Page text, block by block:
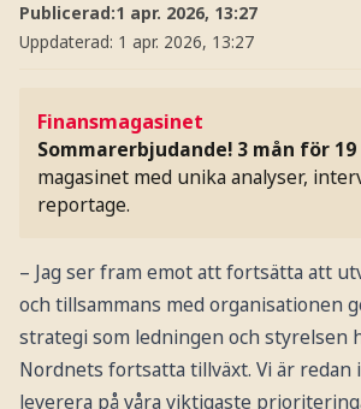
Publicerad:1 apr. 2026, 13:27
Uppdaterad: 1 apr. 2026, 13:27
Finansmagasinet
Sommarerbjudande! 3 mån för
magasinet med unika analyser,
reportage.
– Jag ser fram emot att fortsätta att
och tillsammans med organisationen
strategi som ledningen och styrelsen
Nordnets fortsatta tillväxt. Vi är redan
leverera på våra viktigaste